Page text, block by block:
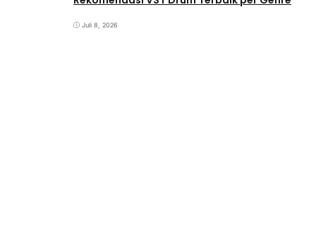
Juli 8, 2026